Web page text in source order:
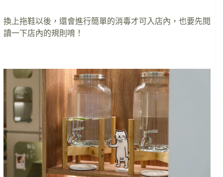
換上拖鞋以後，還會進行簡單的消毒才可入店內，也要先閱
讀一下店內的規則唷！